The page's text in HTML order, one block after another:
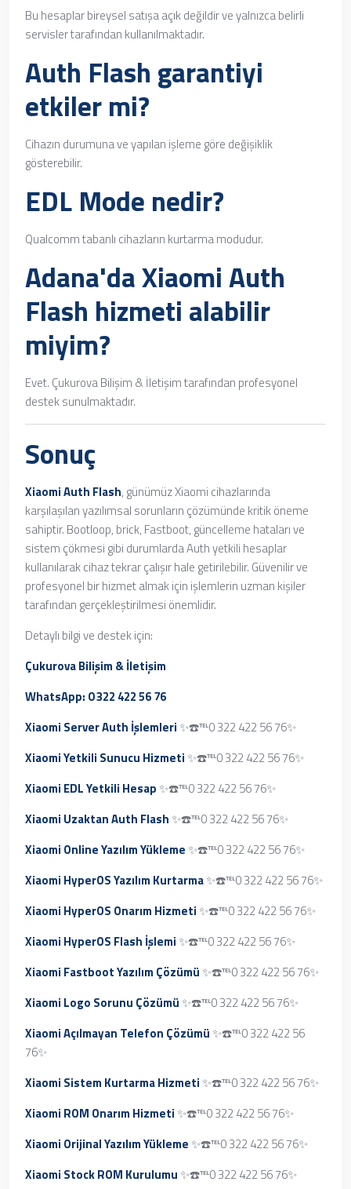
Bu hesaplar bireysel satışa açık değildir ve yalnızca belirli
servisler tarafından kullanılmaktadır.
Auth Flash garantiyi
etkiler mi?
Cihazın durumuna ve yapılan işleme göre değişiklik
gösterebilir.
EDL Mode nedir?
Qualcomm tabanlı cihazların kurtarma modudur.
Adana'da Xiaomi Auth
Flash hizmeti alabilir
miyim?
Evet. Çukurova Bilişim & İletişim tarafından profesyonel
destek sunulmaktadır.
Sonuç
Xiaomi Auth Flash, günümüz Xiaomi cihazlarında
karşılaşılan yazılımsal sorunların çözümünde kritik öneme
sahiptir. Bootloop, brick, Fastboot, güncelleme hataları ve
sistem çökmesi gibi durumlarda Auth yetkili hesaplar
kullanılarak cihaz tekrar çalışır hale getirilebilir. Güvenilir ve
profesyonel bir hizmet almak için işlemlerin uzman kişiler
tarafından gerçekleştirilmesi önemlidir.
Detaylı bilgi ve destek için:
Çukurova Bilişim & İletişim
WhatsApp: 0 322 422 56 76
Xiaomi Server Auth İşlemleri✨☎️℡0 322 422 56 76✨
Xiaomi Yetkili Sunucu Hizmeti✨☎️℡0 322 422 56 76✨
Xiaomi EDL Yetkili Hesap✨☎️℡0 322 422 56 76✨
Xiaomi Uzaktan Auth Flash✨☎️℡0 322 422 56 76✨
Xiaomi Online Yazılım Yükleme✨☎️℡0 322 422 56 76✨
Xiaomi HyperOS Yazılım Kurtarma✨☎️℡0 322 422 56 76✨
Xiaomi HyperOS Onarım Hizmeti✨☎️℡0 322 422 56 76✨
Xiaomi HyperOS Flash İşlemi✨☎️℡0 322 422 56 76✨
Xiaomi Fastboot Yazılım Çözümü✨☎️℡0 322 422 56 76✨
Xiaomi Logo Sorunu Çözümü✨☎️℡0 322 422 56 76✨
Xiaomi Açılmayan Telefon Çözümü✨☎️℡0 322 422 56
76✨
Xiaomi Sistem Kurtarma Hizmeti✨☎️℡0 322 422 56 76✨
Xiaomi ROM Onarım Hizmeti✨☎️℡0 322 422 56 76✨
Xiaomi Orijinal Yazılım Yükleme✨☎️℡0 322 422 56 76✨
Xiaomi Stock ROM Kurulumu✨☎️℡0 322 422 56 76✨